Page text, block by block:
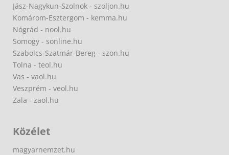
Jász-Nagykun-Szolnok - szoljon.hu
Komárom-Esztergom - kemma.hu
Nógrád - nool.hu
Somogy - sonline.hu
Szabolcs-Szatmár-Bereg - szon.hu
Tolna - teol.hu
Vas - vaol.hu
Veszprém - veol.hu
Zala - zaol.hu
Közélet
magyarnemzet.hu